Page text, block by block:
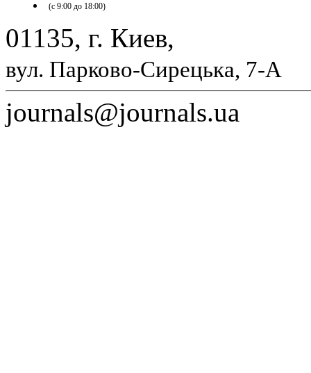
(с 9:00 до 18:00)
01135, г. Киев,
вул. Парково-Сирецька, 7-А
journals@journals.ua